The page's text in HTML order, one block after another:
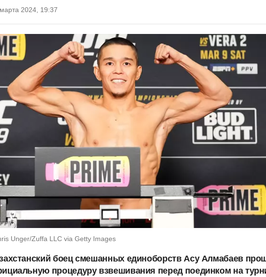
2024, 19:37
Unger/Zuffa LLC via Getty Images
боец смешанных единоборств Асу Алмабаев
процедуру взвешивания перед поединком на